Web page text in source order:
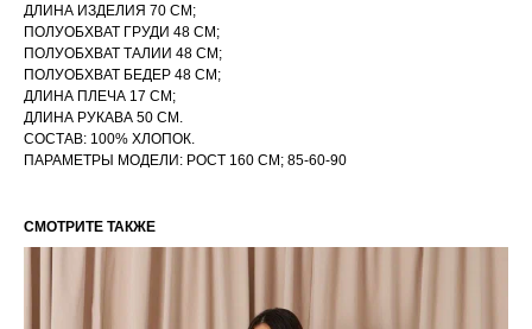
ДЛИНА ИЗДЕЛИЯ 70 СМ;
ПОЛУОБХВАТ ГРУДИ 48 СМ;
ПОЛУОБХВАТ ТАЛИИ 48 СМ;
ПОЛУОБХВАТ БЕДЕР 48 СМ;
ДЛИНА ПЛЕЧА 17 СМ;
ДЛИНА РУКАВА 50 СМ.
СОСТАВ: 100% ХЛОПОК.
ПАРАМЕТРЫ МОДЕЛИ: РОСТ 160 СМ; 85-60-90
СМОТРИТЕ ТАКЖЕ